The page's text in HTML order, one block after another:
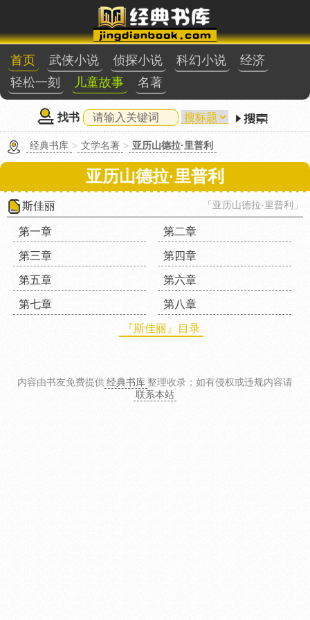
首页 武侠小说 侦探小说 科幻小说
经济
轻松一刻
儿童故事 名著
找书
经典书库 > 文学名著 > 亚历山德拉·里普利
亚历山德拉·里普利
「亚历山德拉·里普利」
斯佳丽
第一章 第二章
第三章 第四章
第五章 第六章
第七章 第八章
『斯佳丽』目录
内容由书友免费提供经典书库整理收录 ；如有侵权或违规内容请
联系本站